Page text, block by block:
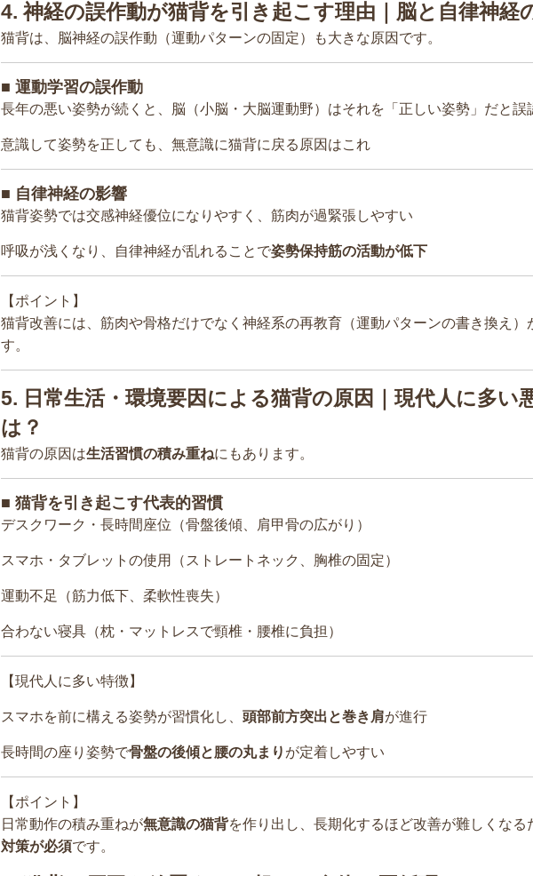
4. 神経の誤作動が猫背を引き起こす理由｜脳と自律神経
猫背は、脳神経の誤作動（運動パターンの固定）も大きな原因です。
■ 運動学習の誤作動
長年の悪い姿勢が続くと、脳（小脳・大脳運動野）はそれを「正しい姿勢」だと誤
意識して姿勢を正しても、無意識に猫背に戻る原因はこれ
■ 自律神経の影響
猫背姿勢では交感神経優位になりやすく、筋肉が過緊張しやすい
呼吸が浅くなり、自律神経が乱れることで姿勢保持筋の活動が低下
【ポイント】
猫背改善には、筋肉や骨格だけでなく神経系の再教育（運動パターンの書き換え）
す。
5. 日常生活・環境要因による猫背の原因｜現代人に多い
は？
猫背の原因は生活習慣の積み重ねにもあります。
■ 猫背を引き起こす代表的習慣
デスクワーク・長時間座位（骨盤後傾、肩甲骨の広がり）
スマホ・タブレットの使用（ストレートネック、胸椎の固定）
運動不足（筋力低下、柔軟性喪失）
合わない寝具（枕・マットレスで頸椎・腰椎に負担）
【現代人に多い特徴】
スマホを前に構える姿勢が習慣化し、 頭部前方突出と巻き肩が進行
長時間の座り姿勢で骨盤の後傾と腰の丸まり が定着しやすい
【ポイント】
日常動作の積み重ねが無意識の猫背を作り出し、長期化するほど改善が難しくなる
対策が必須です。